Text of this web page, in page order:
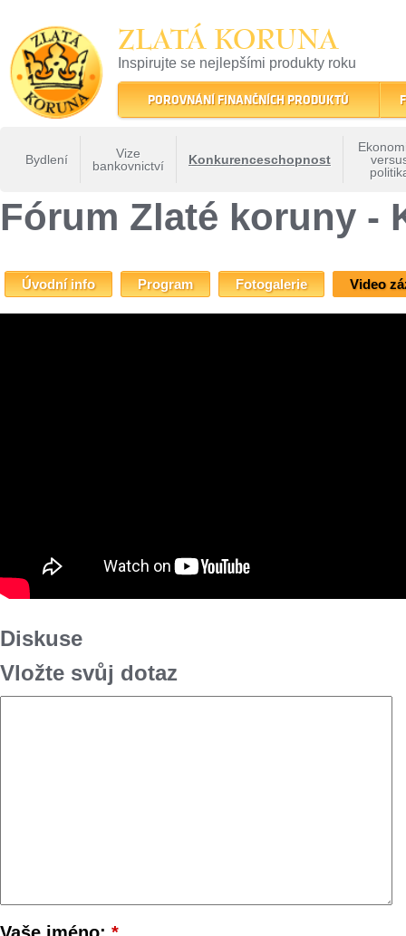
ZLATÁ KORUNA
Inspirujte se nejlepšími produkty roku
22 let tradice a kvality na finančním trhu
POROVNÁNÍ FINANČNÍCH PRODUKTŮ
Bydlení
Vize
bankovnictví
Konkurenceschopnost
Fórum Zlaté koruny - Konkurenceschopnost
Fórum Zlaté koruny -
Úvodní info Program Fotogalerie Video
Diskuse
Vložte svůj dotaz